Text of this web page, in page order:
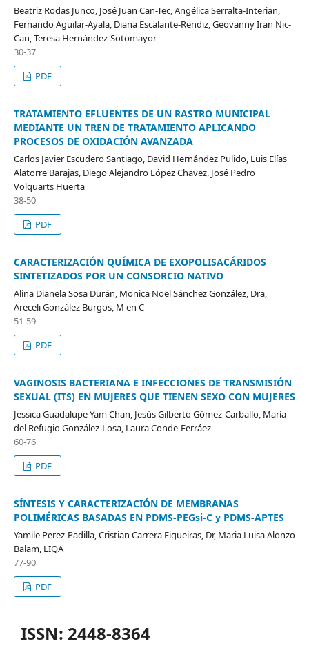
Beatriz Rodas Junco, José Juan Can-Tec, Angélica Serralta-Interian,
Fernando Aguilar-Ayala, Diana Escalante-Rendiz, Geovanny Iran Nic-
Can, Teresa Hernández-Sotomayor
30-37
PDF
TRATAMIENTO EFLUENTES DE UN RASTRO MUNICIPAL
MEDIANTE UN TREN DE TRATAMIENTO APLICANDO
PROCESOS DE OXIDACIÓN AVANZADA
Carlos Javier Escudero Santiago, David Hernández Pulido, Luis Elías
Alatorre Barajas, Diego Alejandro López Chavez, José Pedro
Volquarts Huerta
38-50
PDF
CARACTERIZACIÓN QUÍMICA DE EXOPOLISACÁRIDOS
SINTETIZADOS POR UN CONSORCIO NATIVO
Alina Dianela Sosa Durán, Monica Noel Sánchez González, Dra,
Areceli González Burgos, M en C
51-59
PDF
VAGINOSIS BACTERIANA E INFECCIONES DE TRANSMISIÓN
SEXUAL (ITS) EN MUJERES QUE TIENEN SEXO CON MUJERES
Jessica Guadalupe Yam Chan, Jesús Gilberto Gómez-Carballo, María
del Refugio González-Losa, Laura Conde-Ferráez
60-76
PDF
SÍNTESIS Y CARACTERIZACIÓN DE MEMBRANAS
POLIMÉRICAS BASADAS EN PDMS-PEGsi-C y PDMS-APTES
Yamile Perez-Padilla, Cristian Carrera Figueiras, Dr, Maria Luisa Alonzo
Balam, LIQA
77-90
PDF
ISSN: 2448-8364